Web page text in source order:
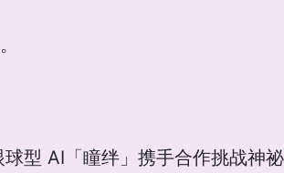
型 AI「瞳绊」携手合作挑战神